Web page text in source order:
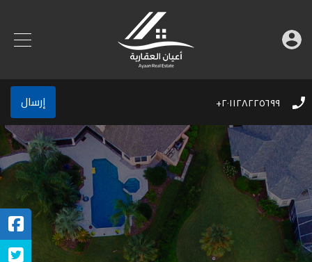
٢٠١١٢٨٢٢٥٦٩٩+ إرسال